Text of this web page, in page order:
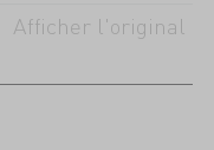
Afficher l'original